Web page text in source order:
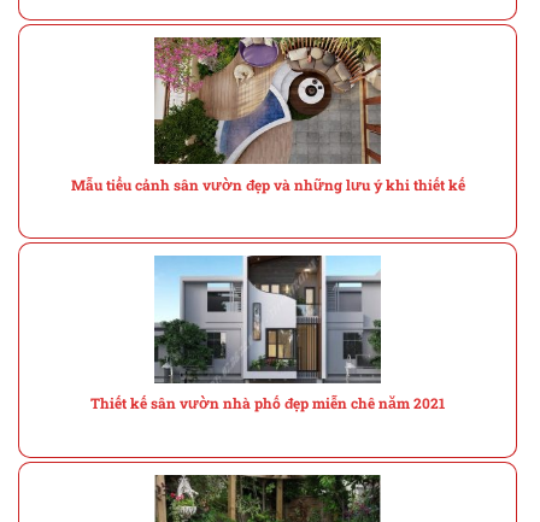
Mẫu tiểu cảnh sân vườn đẹp và những lưu ý khi thiết kế
Thiết kế sân vườn nhà phố đẹp miễn chê năm 2021